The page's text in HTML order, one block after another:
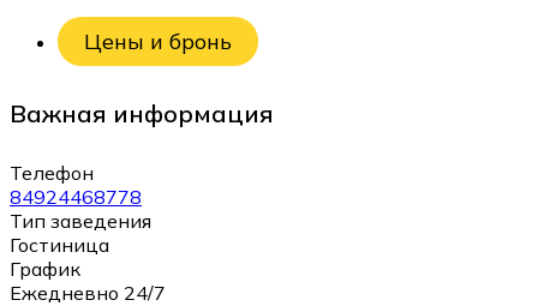
Цены и бронь
Важная информация
Телефон
84924468778
Тип заведения
Гостиница
График
Ежедневно 24/7